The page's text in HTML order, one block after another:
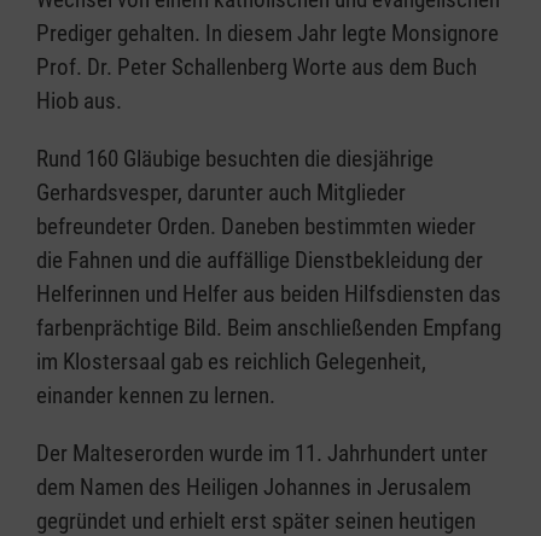
Prediger gehalten. In diesem Jahr legte Monsignore
Prof. Dr. Peter Schallenberg Worte aus dem Buch
Hiob aus.
Rund 160 Gläubige besuchten die diesjährige
Gerhardsvesper, darunter auch Mitglieder
befreundeter Orden. Daneben bestimmten wieder
die Fahnen und die auffällige Dienstbekleidung der
Helferinnen und Helfer aus beiden Hilfsdiensten das
farbenprächtige Bild. Beim anschließenden Empfang
im Klostersaal gab es reichlich Gelegenheit,
einander kennen zu lernen.
Der Malteserorden wurde im 11. Jahrhundert unter
dem Namen des Heiligen Johannes in Jerusalem
gegründet und erhielt erst später seinen heutigen